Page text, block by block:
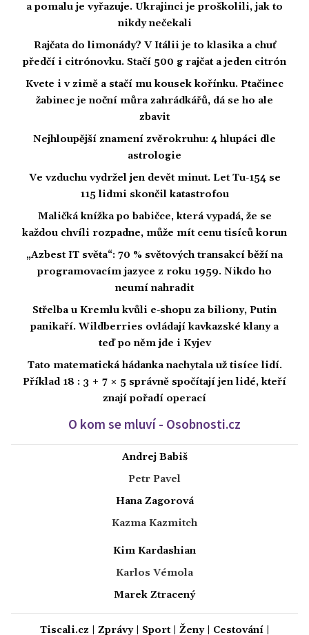
a pomalu je vyřazuje. Ukrajinci je proškolili, jak to
nikdy nečekali
Rajčata do limonády? V Itálii je to klasika a chuť
předčí i citrónovku. Stačí 500 g rajčat a jeden citrón
Kvete i v zimě a stačí mu kousek kořínku. Ptačinec
žabinec je noční můra zahrádkářů, dá se ho ale
zbavit
Nejhloupější znamení zvěrokruhu: 4 hlupáci dle
astrologie
Ve vzduchu vydržel jen devět minut. Let Tu-154 se
115 lidmi skončil katastrofou
Maličká knížka po babičce, která vypadá, že se
každou chvíli rozpadne, může mít cenu tisíců korun
„Azbest IT světa“: 70 % světových transakcí běží na
programovacím jazyce z roku 1959. Nikdo ho
neumí nahradit
Střelba u Kremlu kvůli e-shopu za biliony, Putin
panikaří. Wildberries ovládají kavkazské klany a
teď po něm jde i Kyjev
Tato matematická hádanka nachytala už tisíce lidí.
Příklad 18 : 3 + 7 × 5 správně spočítají jen lidé, kteří
znají pořadí operací
O kom se mluví - Osobnosti.cz
Andrej Babiš
Petr Pavel
Hana Zagorová
Kazma Kazmitch
Kim Kardashian
Karlos Vémola
Marek Ztracený
Tiscali.cz Zprávy| Sport| Ženy| Cestování|